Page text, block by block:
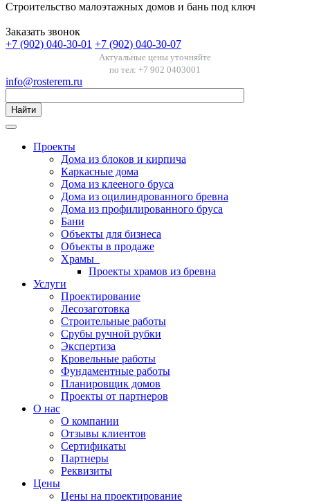
Строительство малоэтажных домов и бань под ключ
Заказать звонок
+7 (902) 040-30-01 +7 (902) 040-30-07
Актуальные цены уточняйте
по тел: +7 902 0403001
info@rosterem.ru
Найти
Проекты
Дома из блоков и кирпича
Каркасные дома
Дома из клееного бруса
Дома из оцилиндрованного бревна
Дома из профилированного бруса
Бани
Объекты для бизнеса
Объекты в продаже
Храмы
Проекты храмов из бревна
Услуги
Проектирование
Лесозаготовка
Строительные работы
Срубы ручной рубки
Экспертиза
Кровельные работы
Фундаментные работы
Планировщик домов
Проекты от партнеров
О нас
О компании
Отзывы клиентов
Сертификаты
Партнеры
Реквизиты
Цены
Цены на проектирование